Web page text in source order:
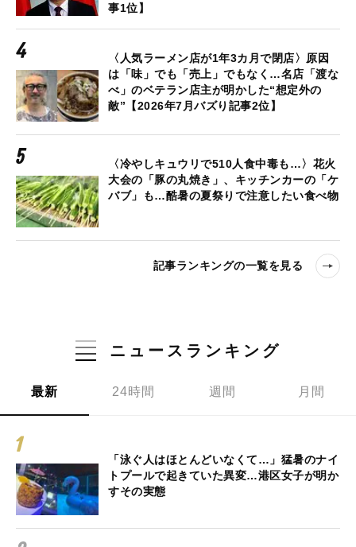
事1位】
〈人気ラーメン店が1年3カ月で閉店〉原因
は「味」でも「売上」でもなく…名店「渡な
べ」のベテラン店主が明かした“想定外の
敵”【2026年7月バズり記事2位】
〈冷やしキュウリで510人食中毒も…〉花火
大会の「豚の丸焼き」、キッチンカーの「ケ
バブ」も…酷暑の夏祭りで注意したい食べ物
記事ランキングの一覧を見る
ニュースランキング
最新 24時間 週間 月間
「泳ぐ人はほとんどいなくて…」猛暑のナイ
トプールで起きていた異変…港区女子が明か
すその実態